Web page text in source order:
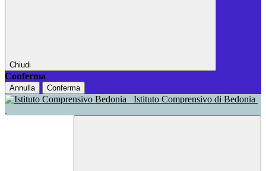
Chiudi
Conferma
Annulla Conferma
Istituto Comprensivo di Bedonia